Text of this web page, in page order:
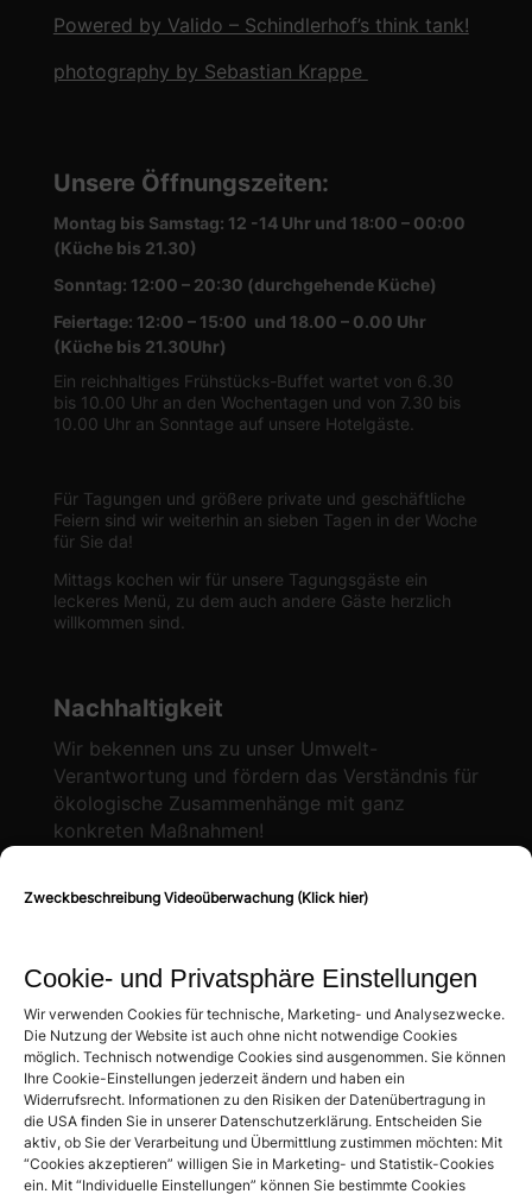
Zweckbeschreibung Videoüberwachung (Klick hier)
Cookie- und Privatsphäre Einstellungen
Wir verwenden Cookies für technische, Marketing- und Analysezwecke.
Die Nutzung der Website ist auch ohne nicht notwendige Cookies
möglich. Technisch notwendige Cookies sind ausgenommen. Sie können
Ihre Cookie-Einstellungen jederzeit ändern und haben ein
Widerrufsrecht. Informationen zu den Risiken der Datenübertragung in
die USA finden Sie in unserer Datenschutzerklärung. Entscheiden Sie
aktiv, ob Sie der Verarbeitung und Übermittlung zustimmen möchten: Mit
“Cookies akzeptieren” willigen Sie in Marketing- und Statistik-Cookies
ein. Mit “Individuelle Einstellungen” können Sie bestimmte Cookies
Powered by Valido – Schindlerhof’s think tank!
photography by Sebastian Krappe
Unsere Öffnungszeiten:
Montag bis Samstag: 12 -14 Uhr und 18:00 – 00:00
(Küche bis 21.30)
Sonntag: 12:00 – 20:30 (durchgehende Küche)
Feiertage: 12:00 – 15:00 und 18.00 – 0.00 Uhr
(Küche bis 21.30Uhr)
Ein reichhaltiges Frühstücks-Buffet wartet von 6.30
bis 10.00 Uhr an den Wochentagen und von 7.30 bis
10.00 Uhr an Sonntage auf unsere Hotelgäste.
Für Tagungen und größere private und geschäftliche
Feiern sind wir weiterhin an sieben Tagen in der Woche
für Sie da!
Mittags kochen wir für unsere Tagungsgäste ein
leckeres Menü, zu dem auch andere Gäste herzlich
willkommen sind.
Nachhaltigkeit
Wir bekennen uns zu unser Umwelt-
Verantwortung und fördern das Verständnis für
ökologische Zusammenhänge mit ganz
konkreten Maßnahmen!
Mehr Informationen
Bewertungen
Hotel Schindlerhof
4.6
Basierend auf 886 Bewertungen
powered byGoogle
Bewertung auf Google schreiben